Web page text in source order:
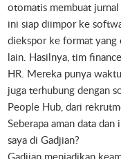
otomatis membuat
ini siap diimpor ke
diekspor ke format yang
lain. Hasilnya, tim
HR. Mereka punya
juga terhubung dengan
People Hub, dari
Seberapa aman data
saya di Gadjian?